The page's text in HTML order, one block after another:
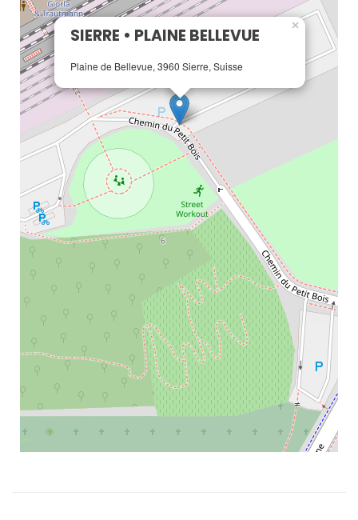
SIERRE • PLAINE BELLEVUE
Plaine de Bellevue, 3960 Sierre, Suisse
×